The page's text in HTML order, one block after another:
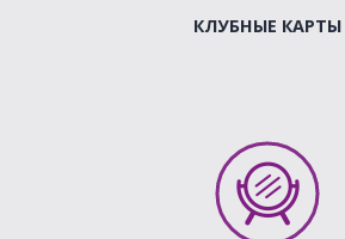
КЛУБНЫЕ КАРТЫ